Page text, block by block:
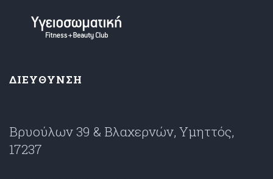
ΔΙΕΥΘΥΝΣΗ
Βρυούλων 39 & Βλαχερνών, Υμηττός,
17237